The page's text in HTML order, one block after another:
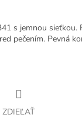
s jemnou sieťkou.
pečením. Pevná
ZDIEĽAŤ